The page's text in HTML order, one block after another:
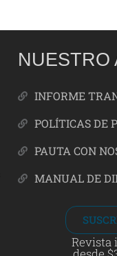
NUESTRO
INFORME
POLÍTICAS DE
PAUTA CON
MANUAL DE
Revista